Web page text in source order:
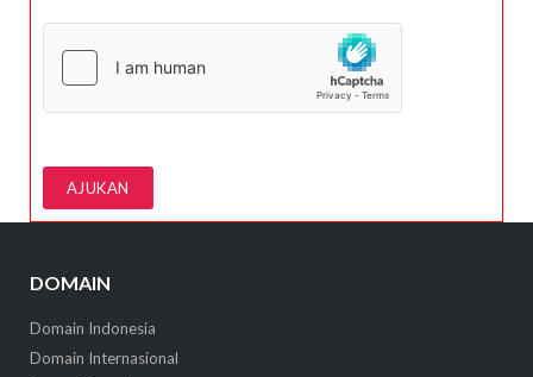
DOMAIN
Domain Indonesia
Domain Internasional